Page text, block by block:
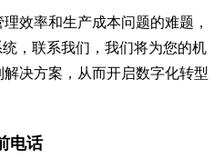
效率和生产成本问题的难题，
，联系我们，我们将为您的机
决方案，从而开启数字化转型
电话